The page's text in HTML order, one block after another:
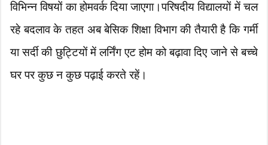
विभिन्न विषयों का होमवर्क दिया जाएगा।परिषदीय विद्यालयों में चल
रहे बदलाव के तहत अब बेसिक शिक्षा विभाग की तैयारी है कि गर्मी
या सर्दी की छुट्टियों में लर्निंग एट होम को बढ़ावा दिए जाने से बच्चे
घर पर कुछ न कुछ पढ़ाई करते रहें।